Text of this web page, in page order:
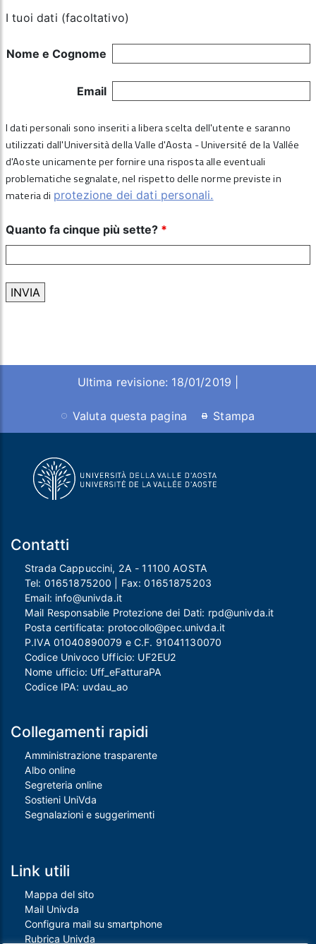
I tuoi dati (facoltativo)
Nome e Cognome
Email
I dati personali sono inseriti a libera scelta dell'utente e saranno
utilizzati dall'Università della Valle d'Aosta - Université de la Vallée
d'Aoste unicamente per fornire una risposta alle eventuali
problematiche segnalate, nel rispetto delle norme previste in
materia di protezione dei dati personali.
Quanto fa cinque più sette? *
Ultima revisione: 18/01/2019 |
Valuta questa pagina Stampa
Contatti
Strada Cappuccini, 2A - 11100 AOSTA
Tel: 01651875200 | Fax:01651875203
Email: info@univda.it
Mail Responsabile Protezione dei Dati: rpd@univda.it
Posta certificata: protocollo@pec.univda.it
P.IVA 01040890079 e C.F. 91041130070
Codice Univoco Ufficio: UF2EU2
Nome ufficio: Uff_eFatturaPA
Codice IPA: uvdau_ao
Collegamenti rapidi
Amministrazione trasparente
Albo online
Segreteria online
Sostieni UniVda
Segnalazioni e suggerimenti
Link utili
Mappa del sito
Mail Univda
Configura mail su smartphone
Rubrica Univda